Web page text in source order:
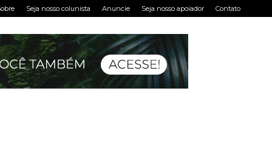
Seja nosso colunista Anuncie Seja nosso apoiador Contato